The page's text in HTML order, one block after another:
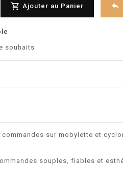
 Ajouter au Panier 
souhaits
sur mobylette et
souples, fiables et